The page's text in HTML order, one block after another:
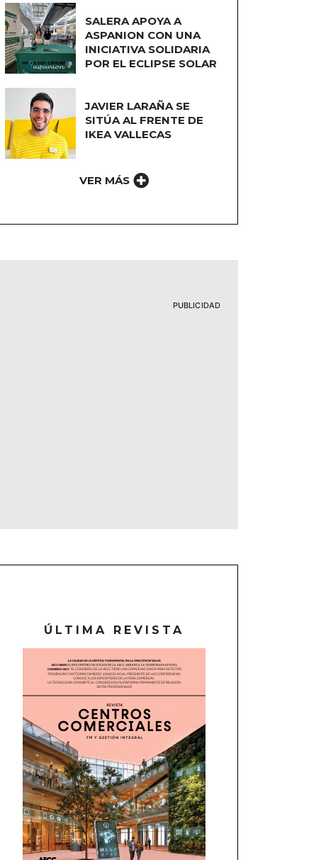
SALERA APOYA A
ASPANION CON UNA
INICIATIVA SOLIDARIA
POR EL ECLIPSE SOLAR
JAVIER LARAÑA SE
SITÚA AL FRENTE DE
IKEA VALLECAS
VER MÁS
PUBLICIDAD
ÚLTIMA REVISTA